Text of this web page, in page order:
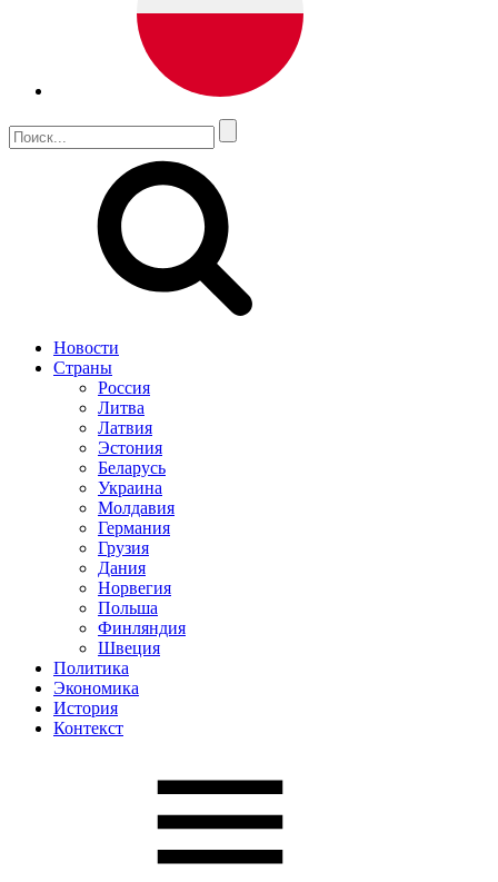
Новости
Страны
Россия
Литва
Латвия
Эстония
Беларусь
Украина
Молдавия
Германия
Грузия
Дания
Норвегия
Польша
Финляндия
Швеция
Политика
Экономика
История
Контекст